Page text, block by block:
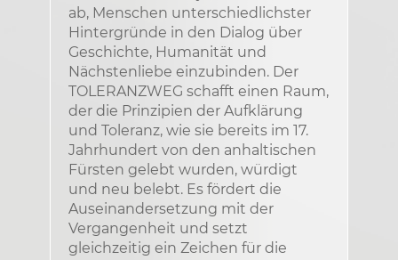
ab, Menschen unterschiedlichster
Hintergründe in den Dialog über
Geschichte, Humanität und
Nächstenliebe einzubinden. Der
TOLERANZWEG schafft einen Raum,
der die Prinzipien der Aufklärung
und Toleranz, wie sie bereits im 17.
Jahrhundert von den anhaltischen
Fürsten gelebt wurden, würdigt
und neu belebt. Es fördert die
Auseinandersetzung mit der
Vergangenheit und setzt
gleichzeitig ein Zeichen für die